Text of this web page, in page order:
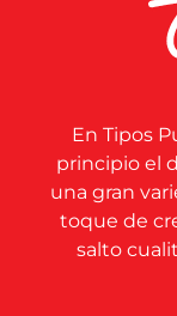
En Tipos
principio el
una gran
toque de
salto